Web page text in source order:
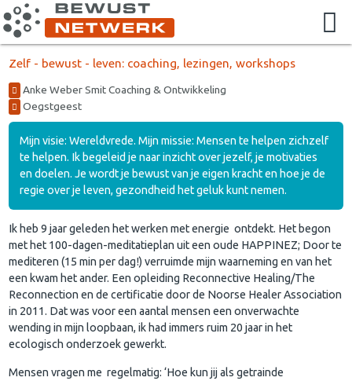
Zelf - bewust - leven: coaching, lezingen, workshops
Anke Weber Smit Coaching & Ontwikkeling
Oegstgeest
Mijn visie: Wereldvrede. Mijn missie: Mensen te helpen zichzelf
te helpen. Ik begeleid je naar inzicht over jezelf, je motivaties
en doelen. Je wordt je bewust van je eigen kracht en hoe je de
regie over je leven, gezondheid het geluk kunt nemen.
Ik heb 9 jaar geleden het werken met energie ontdekt. Het begon
met het 100-dagen-meditatieplan uit een oude HAPPINEZ; Door te
mediteren (15 min per dag!) verruimde mijn waarneming en van het
een kwam het ander. Een opleiding Reconnective Healing/The
Reconnection en de certificatie door de Noorse Healer Association
in 2011. Dat was voor een aantal mensen een onverwachte
wending in mijn loopbaan, ik had immers ruim 20 jaar in het
ecologisch onderzoek gewerkt.
Mensen vragen me regelmatig: ‘Hoe kun jij als getrainde